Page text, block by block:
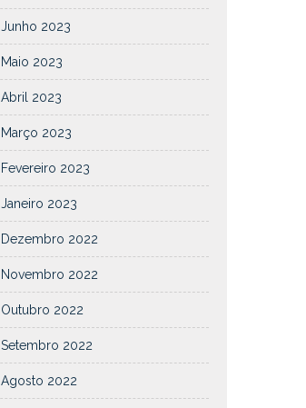
Junho 2023
Maio 2023
Abril 2023
Março 2023
Fevereiro 2023
Janeiro 2023
Dezembro 2022
Novembro 2022
Outubro 2022
Setembro 2022
Agosto 2022